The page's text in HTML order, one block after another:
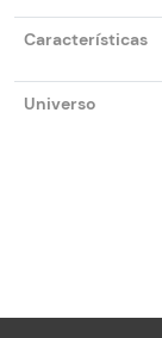
Características
Universo